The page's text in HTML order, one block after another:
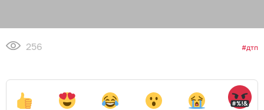
256 дтп